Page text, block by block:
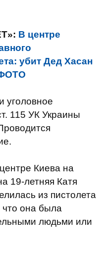
В центре
убит Дед Хасан
уголовное
115 УК Украины
Киева на
19-летняя Катя
из пистолета
что она была
людьми или